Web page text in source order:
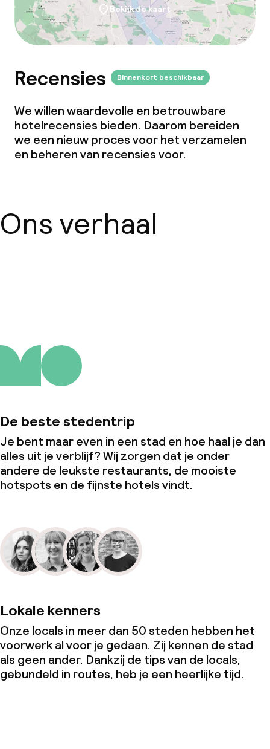
Bekijk de kaart
Recensies Binnenkort beschikbaar
We willen waardevolle en betrouwbare
hotelrecensies bieden. Daarom bereiden
we een nieuw proces voor het verzamelen
en beheren van recensies voor.
Ons verhaal
De beste stedentrip
Je bent maar even in een stad en hoe haal je dan
alles uit je verblijf? Wij zorgen dat je onder
andere de leukste restaurants, de mooiste
hotspots en de fijnste hotels vindt.
Lokale kenners
Onze locals in meer dan 50 steden hebben het
voorwerk al voor je gedaan. Zij kennen de stad
als geen ander. Dankzij de tips van de locals,
gebundeld in routes, heb je een heerlijke tijd.